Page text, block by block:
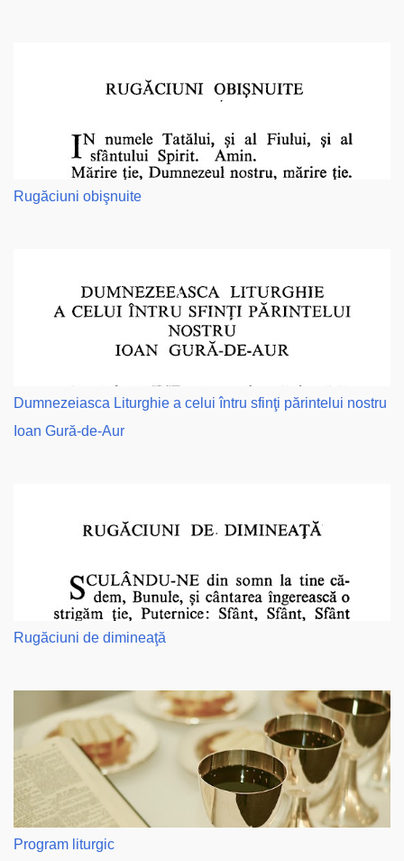
Rugăciuni obişnuite
Dumnezeiasca Liturghie a celui întru sfinţi părintelui nostru
Ioan Gură-de-Aur
Rugăciuni de dimineaţă
Program liturgic